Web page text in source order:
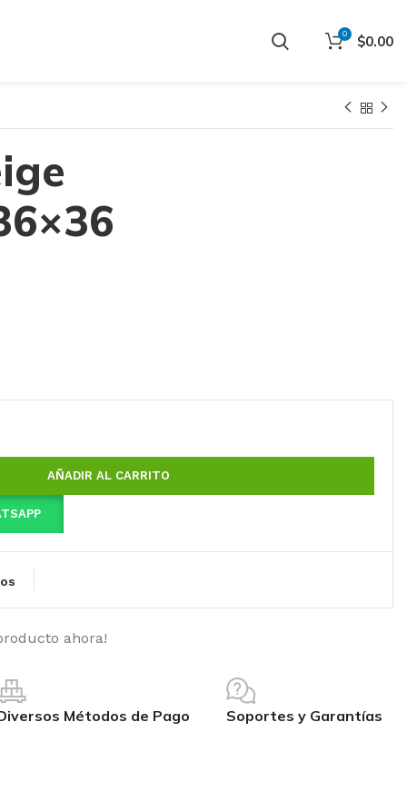
0 $0.00
AÑADIR AL CARRITO
ahora!
Métodos de Pago Soportes y Garantías